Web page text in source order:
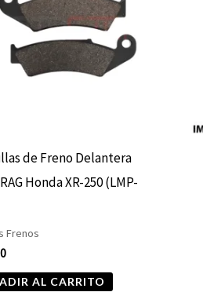
de Freno Delantera
Honda XR-250 (LMP-
Frenos
AL CARRITO